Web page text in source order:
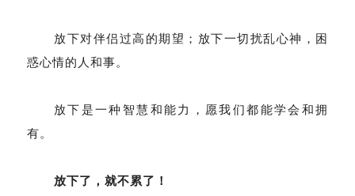
放下对伴侣过高的期望；放下一切扰乱心神，困
惑心情的人和事。
放下是一种智慧和能力，愿我们都能学会和拥
有。
放下了，就不累了！